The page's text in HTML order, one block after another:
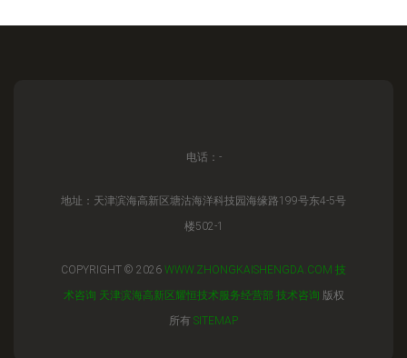
电话：-
地址：天津滨海高新区塘沽海洋科技园海缘路199号东4-5号
楼502-1
COPYRIGHT © 2026 WWW.ZHONGKAISHENGDA.COM 技
术咨询 天津滨海高新区耀恒技术服务经营部 技术咨询 版权
所有 SITEMAP